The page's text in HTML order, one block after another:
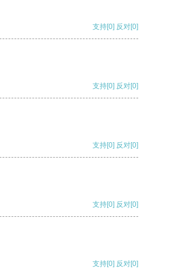
支持[0] 反对[0]
支持[0] 反对[0]
支持[0] 反对[0]
支持[0] 反对[0]
支持[0] 反对[0]